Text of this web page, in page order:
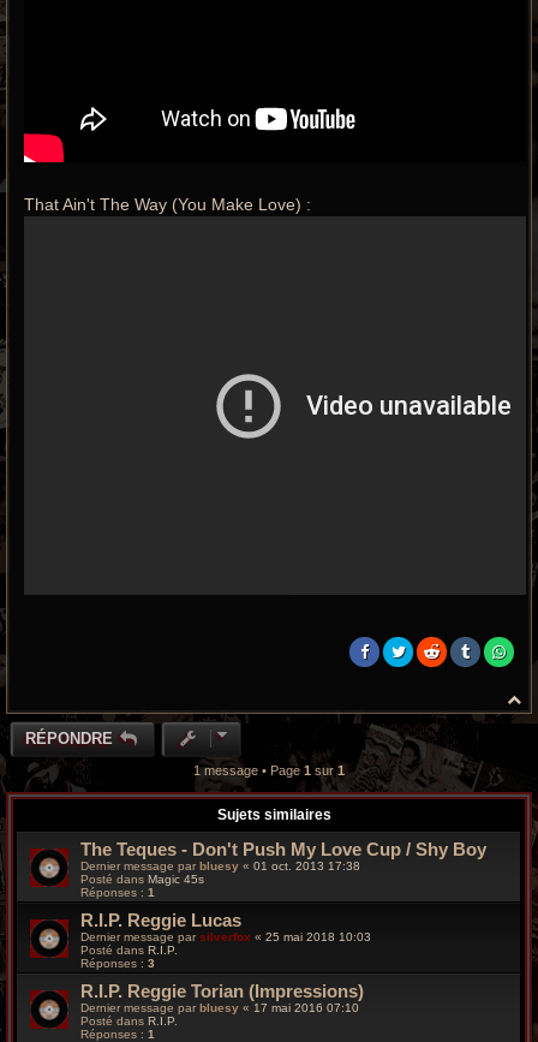
That Ain't The Way (You Make Love) :
a
RÉPONDRE
1 message • Page 1 sur 1
Sujets similaires
The Teques - Don't Push My Love Cup / Shy Boy
Dernier message par bluesy « 01 oct. 2013 17:38
Posté dans Magic 45s
Réponses : 1
R.I.P. Reggie Lucas
Dernier message parsilverfox « 25 mai 2018 10:03
Posté dans R.I.P.
Réponses : 3
R.I.P. Reggie Torian (Impressions)
Dernier message par bluesy « 17 mai 2016 07:10
Posté dans R.I.P.
Réponses : 1